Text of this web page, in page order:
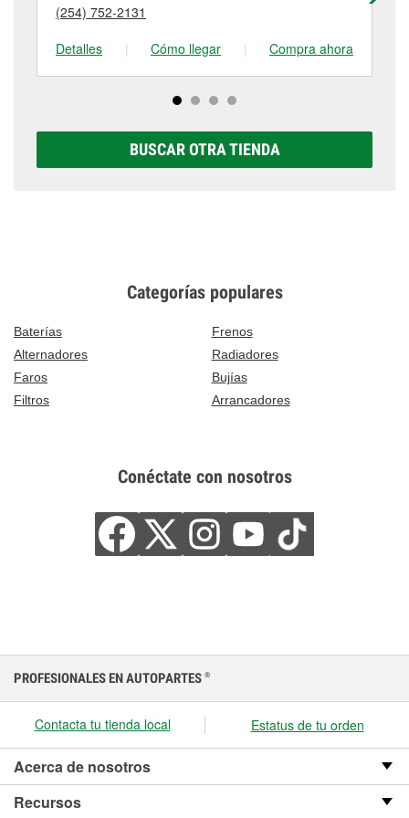
tienda #719 para obtener más información.
(254) 752-2131
Detalles
| Cómo llegar | Compra ahora
BUSCAR OTRA TIENDA
Categorías populares
Baterías
Frenos
Alternadores
Radiadores
Faros
Bujías
Filtros
Arrancadores
Conéctate con nosotros
PROFESIONALES EN AUTOPARTES ®
Contacta tu tienda local Estatus de tu orden
Acerca de nosotros
Recursos